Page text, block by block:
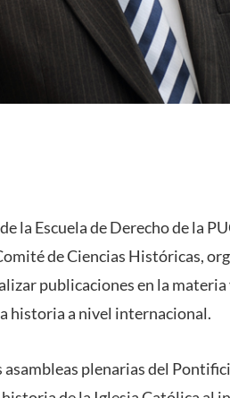
la Escuela de Derecho de la
de Ciencias Históricas,
publicaciones en la
historia a nivel internacional.
asambleas plenarias del